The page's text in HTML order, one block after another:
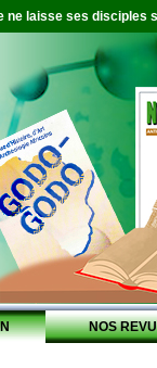
ne laisse ses disciples
NOS